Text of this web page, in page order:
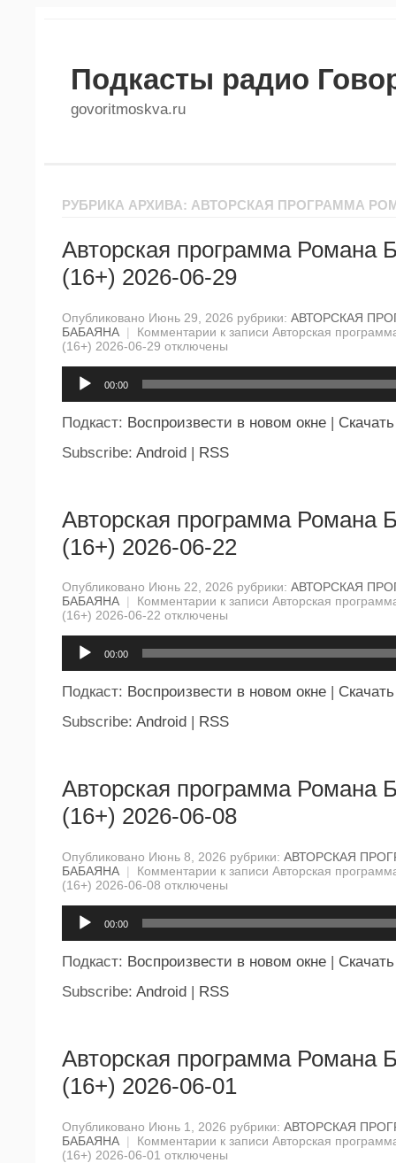
Подкасты радио
govoritmoskva.ru
РУБРИКА АРХИВА: АВТОРСКАЯ ПРОГРАММА
Авторская программа Романа
(16+) 2026-06-29
Опубликовано Июнь 29, 2026 рубрики: АВТОРСКАЯ
БАБАЯНА | Комментарии к записи Авторская
(16+) 2026-06-29 отключены
00:00
Подкаст: Воспроизвести в новом окне | Скачать
Subscribe: Android | RSS
Авторская программа Романа
(16+) 2026-06-22
Опубликовано Июнь 22, 2026 рубрики: АВТОРСКАЯ
БАБАЯНА | Комментарии к записи Авторская
(16+) 2026-06-22 отключены
00:00
Подкаст: Воспроизвести в новом окне
Скачать
Subscribe: Android RSS
Авторская программа Романа
(16+) 2026-06-08
Опубликовано Июнь 8, 2026 рубрики: АВТОРСКАЯ
БАБАЯНА | Комментарии к записи Авторская
(16+) 2026-06-08 отключены
00:00
Подкаст: Воспроизвести в новом окне | Скачать
Subscribe: Android | RSS
Авторская программа Романа
(16+) 2026-06-01
Опубликовано Июнь 1, 2026 рубрики: АВТОРСКАЯ
БАБАЯНА | Комментарии к записи Авторская
(16+) 2026-06-01 отключены